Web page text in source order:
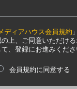
ディアハウス会員規約
上、ご同意いただけ
、登録にお進みくださ
会員規約に同意する